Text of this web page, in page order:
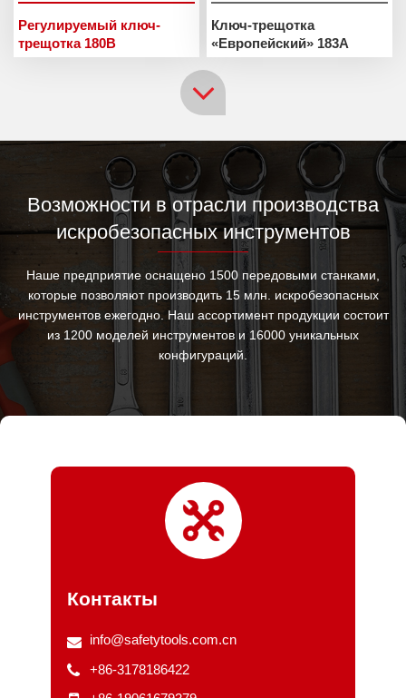
Регулируемый ключ-
трещотка 180B
Ключ-трещотка
«Европейский» 183A
Возможности в отрасли производства
искробезопасных инструментов
Наше предприятие оснащено 1500 передовыми станками,
которые позволяют производить 15 млн. искробезопасных
инструментов ежегодно. Наш ассортимент продукции состоит
из 1200 моделей инструментов и 16000 уникальных
конфигураций.
Контакты
info@safetytools.com.cn
+86-3178186422